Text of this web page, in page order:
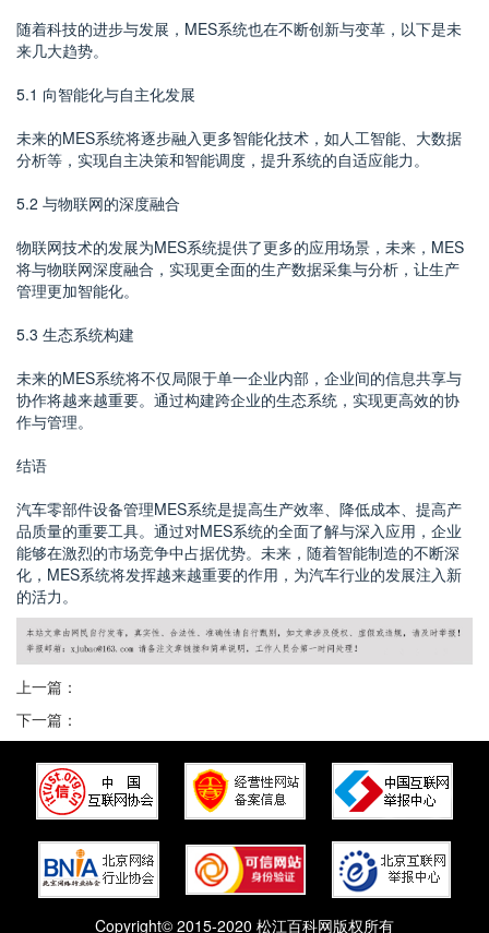
随着科技的进步与发展，MES系统也在不断创新与变革，以下是未
来几大趋势。
5.1 向智能化与自主化发展
未来的MES系统将逐步融入更多智能化技术，如人工智能、大数据
分析等，实现自主决策和智能调度，提升系统的自适应能力。
5.2 与物联网的深度融合
物联网技术的发展为MES系统提供了更多的应用场景，未来，MES
将与物联网深度融合，实现更全面的生产数据采集与分析，让生产
管理更加智能化。
5.3 生态系统构建
未来的MES系统将不仅局限于单一企业内部，企业间的信息共享与
协作将越来越重要。通过构建跨企业的生态系统，实现更高效的协
作与管理。
结语
汽车零部件设备管理MES系统是提高生产效率、降低成本、提高产
品质量的重要工具。通过对MES系统的全面了解与深入应用，企业
能够在激烈的市场竞争中占据优势。未来，随着智能制造的不断深
化，MES系统将发挥越来越重要的作用，为汽车行业的发展注入新
的活力。
上一篇：
下一篇：
Copyright© 2015-2020 松江百科网版权所有